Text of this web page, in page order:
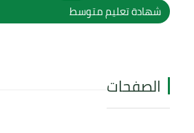
شهادة تعليم متوسط
الصفحات